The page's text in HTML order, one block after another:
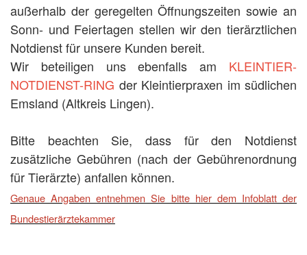
außerhalb der geregelten Öffnungszeiten sowie an
Sonn- und Feiertagen stellen wir den tierärztlichen
Notdienst für unsere Kunden bereit.
Wir beteiligen uns ebenfalls am KLEINTIER-
NOTDIENST-RING der Kleintierpraxen im südlichen
Emsland (Altkreis Lingen).
Bitte beachten Sie, dass für den Notdienst
zusätzliche Gebühren (nach der Gebührenordnung
für Tierärzte) anfallen können.
Genaue Angaben entnehmen Sie bitte hier dem Infoblatt der
Bundestierärztekammer